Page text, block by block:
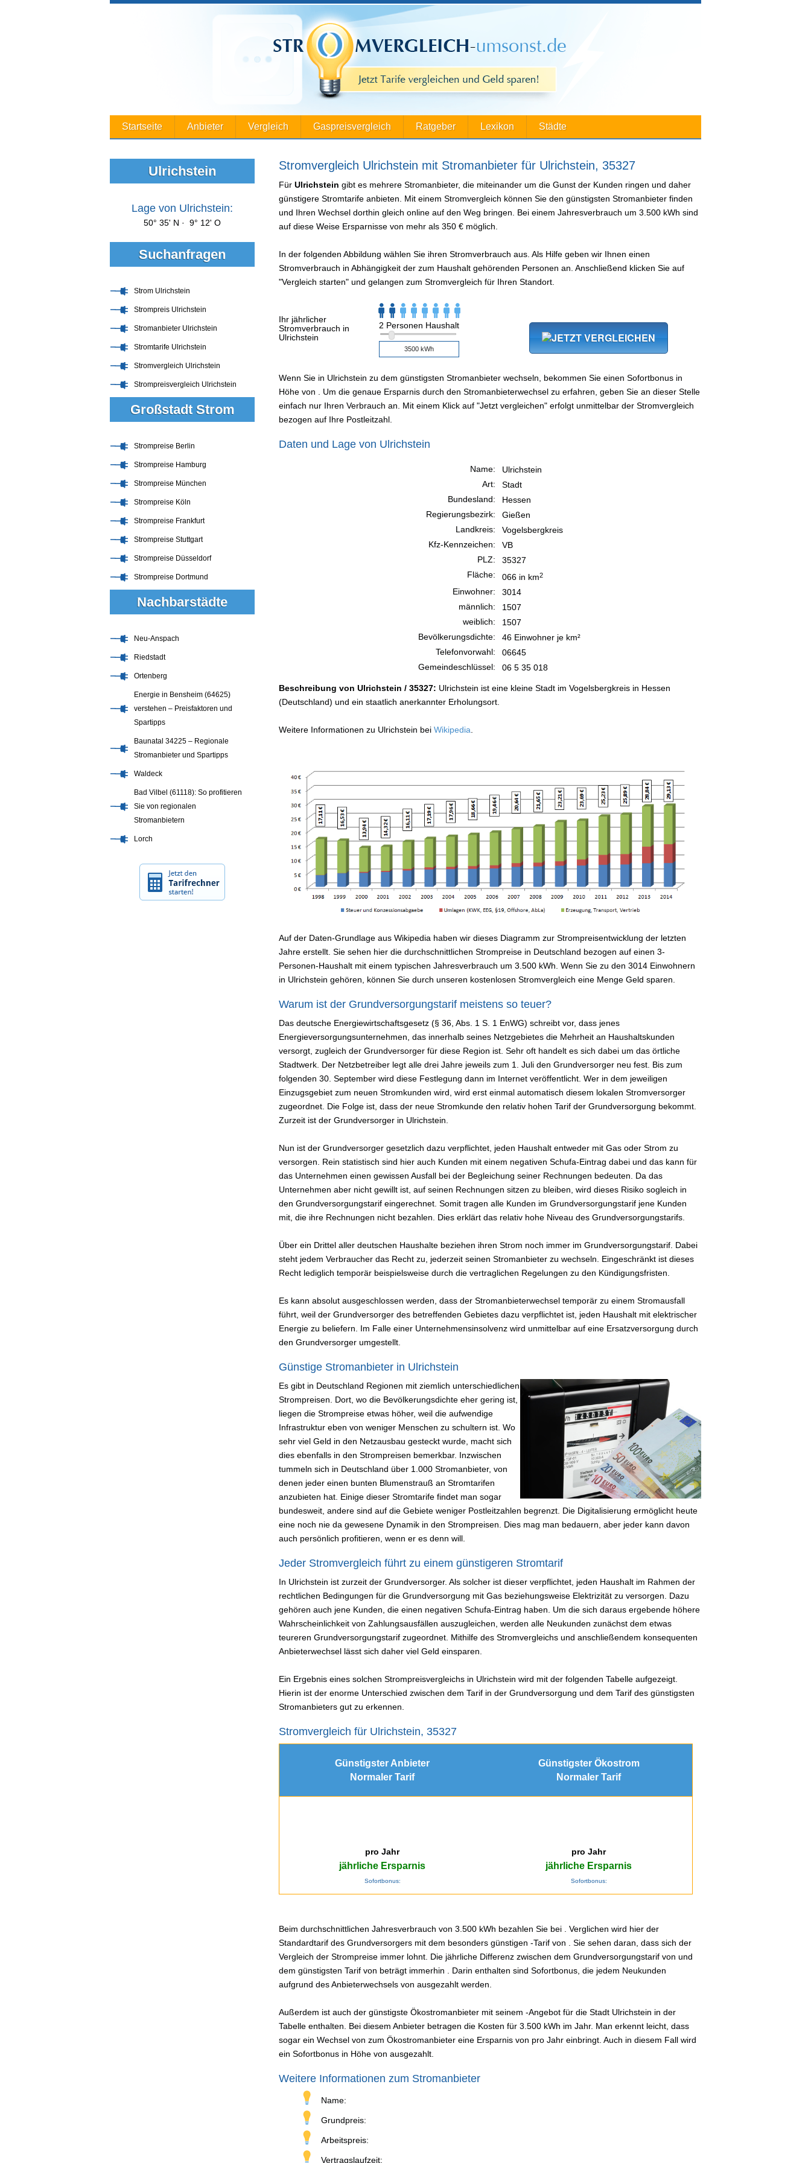
Startseite Anbieter Vergleich Gaspreisvergleich Ratgeber Lexikon Städte
Stromvergleich Ulrichstein mit Stromanbieter für Ulrichstein, 35327
Für Ulrichstein gibt es mehrere Stromanbieter, die miteinander um die Gunst der Kunden ringen und daher
günstigere Stromtarife anbieten. Mit einem Stromvergleich können Sie den günstigsten Stromanbieter finden
und Ihren Wechsel dorthin gleich online auf den Weg bringen. Bei einem Jahresverbrauch um 3.500 kWh sind
auf diese Weise Ersparnisse von mehr als 350 € möglich.
In der folgenden Abbildung wählen Sie ihren Stromverbrauch aus. Als Hilfe geben wir Ihnen einen
Stromverbrauch in Abhängigkeit der zum Haushalt gehörenden Personen an. Anschließend klicken Sie auf
"Vergleich starten" und gelangen zum Stromvergleich für Ihren Standort.
Ihr jährlicher
Stromverbrauch in
Ulrichstein
2 Personen Haushalt
Wenn Sie in Ulrichstein zu dem günstigsten Stromanbieter wechseln, bekommen Sie einen Sofortbonus in
Höhe von . Um die genaue Ersparnis durch den Stromanbieterwechsel zu erfahren, geben Sie an dieser Stelle
einfach nur Ihren Verbrauch an. Mit einem Klick auf "Jetzt vergleichen" erfolgt unmittelbar der Stromvergleich
bezogen auf Ihre Postleitzahl.
Daten und Lage von Ulrichstein
Name:
Ulrichstein
Art:
Stadt
Bundesland:
Hessen
Regierungsbezirk:
Gießen
Landkreis:
Vogelsbergkreis
Kfz-Kennzeichen:
VB
PLZ:
35327
Fläche:
066 in km2
Einwohner:
3014
männlich:
1507
weiblich:
1507
Bevölkerungsdichte:
46 Einwohner je km²
Telefonvorwahl:
06645
Gemeindeschlüssel:
06 5 35 018
Beschreibung von Ulrichstein / 35327: Ulrichstein ist eine kleine Stadt im Vogelsbergkreis in Hessen
(Deutschland) und ein staatlich anerkannter Erholungsort.
Weitere Informationen zu Ulrichstein bei Wikipedia
Auf der Daten-Grundlage aus Wikipedia haben wir dieses Diagramm zur Strompreisentwicklung der letzten
Jahre erstellt. Sie sehen hier die durchschnittlichen Strompreise in Deutschland bezogen auf einen 3-
Personen-Haushalt mit einem typischen Jahresverbrauch um 3.500 kWh. Wenn Sie zu den 3014 Einwohnern
in Ulrichstein gehören, können Sie durch unseren kostenlosen Stromvergleich eine Menge Geld sparen.
Warum ist der Grundversorgungstarif meistens so teuer?
Das deutsche Energiewirtschaftsgesetz (§ 36, Abs. 1 S. 1 EnWG) schreibt vor, dass jenes
Energieversorgungsunternehmen, das innerhalb seines Netzgebietes die Mehrheit an Haushaltskunden
versorgt, zugleich der Grundversorger für diese Region ist. Sehr oft handelt es sich dabei um das örtliche
Stadtwerk. Der Netzbetreiber legt alle drei Jahre jeweils zum 1. Juli den Grundversorger neu fest. Bis zum
folgenden 30. September wird diese Festlegung dann im Internet veröffentlicht. Wer in dem jeweiligen
Einzugsgebiet zum neuen Stromkunden wird, wird erst einmal automatisch diesem lokalen Stromversorger
zugeordnet. Die Folge ist, dass der neue Stromkunde den relativ hohen Tarif der Grundversorgung bekommt.
Zurzeit ist der Grundversorger in Ulrichstein.
Nun ist der Grundversorger gesetzlich dazu verpflichtet, jeden Haushalt entweder mit Gas oder Strom zu
versorgen. Rein statistisch sind hier auch Kunden mit einem negativen Schufa-Eintrag dabei und das kann für
das Unternehmen einen gewissen Ausfall bei der Begleichung seiner Rechnungen bedeuten. Da das
Unternehmen aber nicht gewillt ist, auf seinen Rechnungen sitzen zu bleiben, wird dieses Risiko sogleich in
den Grundversorgungstarif eingerechnet. Somit tragen alle Kunden im Grundversorgungstarif jene Kunden
mit, die ihre Rechnungen nicht bezahlen. Dies erklärt das relativ hohe Niveau des Grundversorgungstarifs.
Über ein Drittel aller deutschen Haushalte beziehen ihren Strom noch immer im Grundversorgungstarif. Dabei
steht jedem Verbraucher das Recht zu, jederzeit seinen Stromanbieter zu wechseln. Eingeschränkt ist dieses
Recht lediglich temporär beispielsweise durch die vertraglichen Regelungen zu den Kündigungsfristen.
Es kann absolut ausgeschlossen werden, dass der Stromanbieterwechsel temporär zu einem Stromausfall
führt, weil der Grundversorger des betreffenden Gebietes dazu verpflichtet ist, jeden Haushalt mit elektrischer
Energie zu beliefern. Im Falle einer Unternehmensinsolvenz wird unmittelbar auf eine Ersatzversorgung durch
den Grundversorger umgestellt.
Günstige Stromanbieter in Ulrichstein
Es gibt in Deutschland Regionen mit ziemlich unterschiedlichen
Strompreisen. Dort, wo die Bevölkerungsdichte eher gering ist,
liegen die Strompreise etwas höher, weil die aufwendige
Infrastruktur eben von weniger Menschen zu schultern ist. Wo
sehr viel Geld in den Netzausbau gesteckt wurde, macht sich
dies ebenfalls in den Strompreisen bemerkbar. Inzwischen
tummeln sich in Deutschland über 1.000 Stromanbieter, von
denen jeder einen bunten Blumenstrauß an Stromtarifen
anzubieten hat. Einige dieser Stromtarife findet man sogar
bundesweit, andere sind auf die Gebiete weniger Postleitzahlen begrenzt. Die Digitalisierung ermöglicht heute
eine noch nie da gewesene Dynamik in den Strompreisen. Dies mag man bedauern, aber jeder kann davon
auch persönlich profitieren, wenn er es denn will.
Jeder Stromvergleich führt zu einem günstigeren Stromtarif
In Ulrichstein ist zurzeit der Grundversorger. Als solcher ist dieser verpflichtet, jeden Haushalt im Rahmen der
rechtlichen Bedingungen für die Grundversorgung mit Gas beziehungsweise Elektrizität zu versorgen. Dazu
gehören auch jene Kunden, die einen negativen Schufa-Eintrag haben. Um die sich daraus ergebende höhere
Wahrscheinlichkeit von Zahlungsausfällen auszugleichen, werden alle Neukunden zunächst dem etwas
teureren Grundversorgungstarif zugeordnet. Mithilfe des Stromvergleichs und anschließendem konsequenten
Anbieterwechsel lässt sich daher viel Geld einsparen.
Ein Ergebnis eines solchen Strompreisvergleichs in Ulrichstein wird mit der folgenden Tabelle aufgezeigt.
Hierin ist der enorme Unterschied zwischen dem Tarif in der Grundversorgung und dem Tarif des günstigsten
Stromanbieters gut zu erkennen.
Stromvergleich für Ulrichstein, 35327
Günstigster Anbieter
Normaler Tarif
Günstigster Ökostrom
Normaler Tarif
pro Jahr
jährliche Ersparnis
Sofortbonus:
pro Jahr
jährliche Ersparnis
Sofortbonus:
Beim durchschnittlichen Jahresverbrauch von 3.500 kWh bezahlen Sie bei . Verglichen wird hier der
Standardtarif des Grundversorgers mit dem besonders günstigen -Tarif von . Sie sehen daran, dass sich der
Vergleich der Strompreise immer lohnt. Die jährliche Differenz zwischen dem Grundversorgungstarif von und
dem günstigsten Tarif von beträgt immerhin . Darin enthalten sind Sofortbonus, die jedem Neukunden
aufgrund des Anbieterwechsels von ausgezahlt werden.
Außerdem ist auch der günstigste Ökostromanbieter mit seinem -Angebot für die Stadt Ulrichstein in der
Tabelle enthalten. Bei diesem Anbieter betragen die Kosten für 3.500 kWh im Jahr. Man erkennt leicht, dass
sogar ein Wechsel von zum Ökostromanbieter eine Ersparnis von pro Jahr einbringt. Auch in diesem Fall wird
ein Sofortbonus in Höhe von ausgezahlt.
Weitere Informationen zum Stromanbieter
Name:
Grundpreis:
Arbeitspreis:
Vertragslaufzeit:
Ulrichstein
Lage von Ulrichstein:
50° 35' N · 9° 12' O
Suchanfragen
Strom Ulrichstein
Strompreis Ulrichstein
Stromanbieter Ulrichstein
Stromtarife Ulrichstein
Stromvergleich Ulrichstein
Strompreisvergleich Ulrichstein
Großstadt Strom
Strompreise Berlin
Strompreise Hamburg
Strompreise München
Strompreise Köln
Strompreise Frankfurt
Strompreise Stuttgart
Strompreise Düsseldorf
Strompreise Dortmund
Nachbarstädte
Neu-Anspach
Riedstadt
Ortenberg
Energie in Bensheim (64625)
verstehen – Preisfaktoren und
Spartipps
Baunatal 34225 – Regionale
Stromanbieter und Spartipps
Waldeck
Bad Vilbel (61118): So profitieren
Sie von regionalen
Stromanbietern
Lorch